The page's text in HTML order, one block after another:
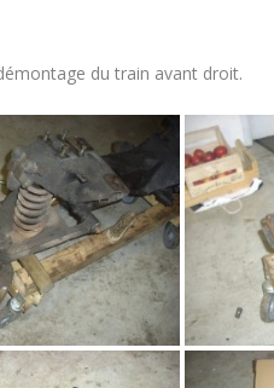
du train avant droit.